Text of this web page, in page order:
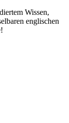
Wissen,
englischen